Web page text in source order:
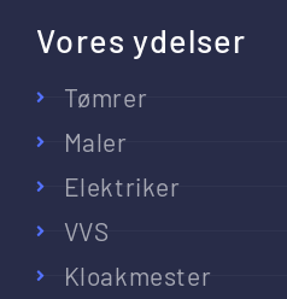
Vores ydelser
Tømrer
Maler
Elektriker
VVS
Kloakmester